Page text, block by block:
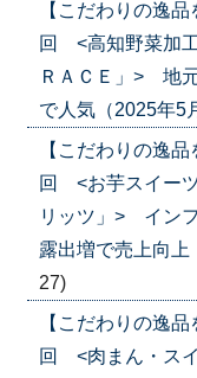
【こだわりの逸
回 <高知野菜加
ＲＡＣＥ」> 地
で人気（2025年5
【こだわりの逸
回 <お芋スイー
リッツ」> イン
露出増で売上向
27)
【こだわりの逸
回 <肉まん・ス